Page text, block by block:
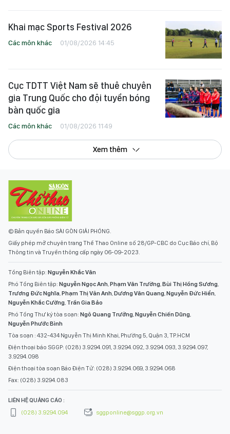
Khai mạc Sports Festival 2026
Các môn khác 01/08/2026 14:45
Cục TDTT Việt Nam sẽ thuê chuyên
gia Trung Quốc cho đội tuyển bóng
bàn quốc gia
Các môn khác 01/08/2026 11:49
Xem thêm
© Bản quyền Báo SÀI GÒN GIẢI PHÓNG.
Giấy phép mở chuyên trang Thể Thao Online số 28/GP-CBC do Cục Báo chí, Bộ
Thông tin và Truyền thông cấp ngày 06-09-2023.
Tổng Biên tập: Nguyễn Khắc Văn
Phó Tổng Biên tập: Nguyễn Ngọc Anh,Phạm Văn Trường,Bùi Thị Hồng Sương,
Trương Đức Nghĩa,Phạm Thị Vân Anh,Dương Văn Quang,Nguyễn Đức Hiển,
Nguyễn Khắc Cường, Trần Gia Bảo
Phó Tổng Thư ký tòa soạn: Ngô Quang Trưởng,Nguyễn Chiến Dũng,
Nguyễn Phước Bình
Tòa soạn : 432-434 Nguyễn Thị Minh Khai, Phường 5, Quận 3, TP.HCM
Điện thoại báo SGGP: (028) 3.9294.091, 3.9294.092, 3.9294.093, 3.9294.097,
3.9294.098
Điện thoại tòa soạn Báo Điện Tử: (028) 3.9294.069, 3.9294.068
Fax: (028) 3.9294.083
LIÊN HỆ QUẢNG CÁO :
(028) 3.9294.094
sggponline@sggp.org.vn